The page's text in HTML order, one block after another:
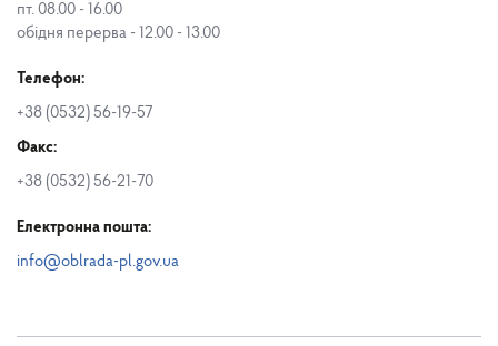
пт. 08.00 - 16.00
обідня перерва - 12.00 - 13.00
Телефон:
+38 (0532) 56-19-57
Факс:
+38 (0532) 56-21-70
Електронна пошта:
info@oblrada-pl.gov.ua